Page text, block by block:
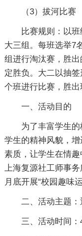
（3）拔河比赛
比赛规则：以
大三组。每班选举7
组进行淘汰赛，胜
定胜负。大二以抽
个班进行比赛，胜出
一、活动目的
为了丰富学生
学生的精神风貌，
素质，让学生在情趣
上海复源社工师事
月底开展“校园趣味运
二、活动主题
三、活动时间